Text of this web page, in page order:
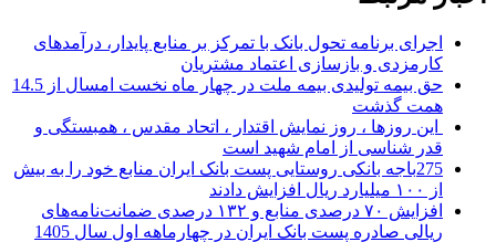
اجرای برنامه تحول بانک با تمرکز بر منابع پایدار، درآمدهای
کارمزدی و بازسازی اعتماد مشتریان
حق بیمه تولیدی بیمه ملت در چهار ماه نخست امسال از 14.5
همت گذشت
این روزها ، روز نمایش اقتدار ، اتحاد مقدس ، همبستگی و
قدر شناسی از امام شهید است
275باجه بانکی روستایی پست بانک ایران منابع خود را به بیش
از ۱۰۰ میلیارد ریال افزایش دادند
افزایش ۷۰ درصدی منابع و ۱۳۲ درصدی ضمانت‌نامه‌های
ریالی صادره پست بانک ایران در چهارماهه اول سال 1405